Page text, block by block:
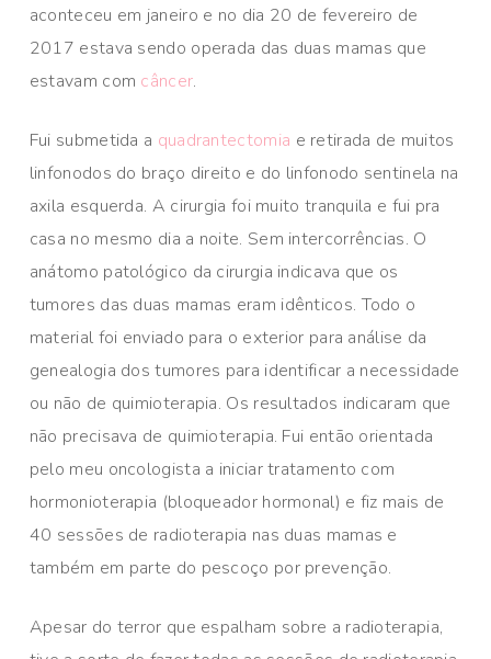
aconteceu em janeiro e no dia 20 de fevereiro de
2017 estava sendo operada das duas mamas que
estavam com câncer.
Fui submetida a quadrantectomia e retirada de muitos
linfonodos do braço direito e do linfonodo sentinela na
axila esquerda. A cirurgia foi muito tranquila e fui pra
casa no mesmo dia a noite. Sem intercorrências. O
anátomo patológico da cirurgia indicava que os
tumores das duas mamas eram idênticos. Todo o
material foi enviado para o exterior para análise da
genealogia dos tumores para identificar a necessidade
ou não de quimioterapia. Os resultados indicaram que
não precisava de quimioterapia. Fui então orientada
pelo meu oncologista a iniciar tratamento com
hormonioterapia (bloqueador hormonal) e fiz mais de
40 sessões de radioterapia nas duas mamas e
também em parte do pescoço por prevenção.
Apesar do terror que espalham sobre a radioterapia,